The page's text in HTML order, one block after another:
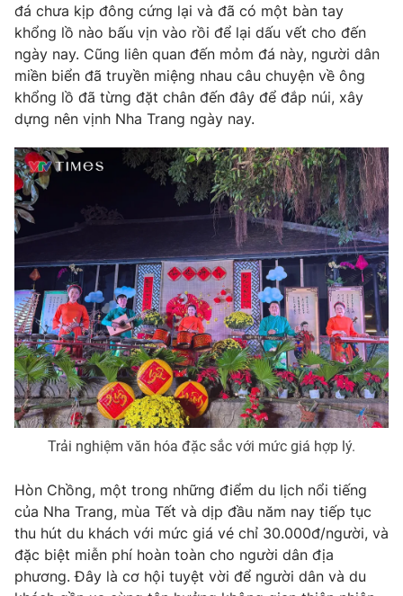
Cơ quan chủ quản:Đài Truyền hình Việt Nam
Cơ quan báo chí:Thời báo VTV
Giấy phép hoạt động báo in và báo điện tử số 483/GP-BTTTT
cấp ngày 29/12/2023
Tổng Biên tập:
Vũ Thanh Thủy
Nguyễn Trọng Ninh
Tổng đài VTV:
024.38 355 931 - 024.38 355 932
Ðiện thoại Thời báo VTV:
024.66 897 897
Email:
toasoan@vtv.vn
024-7300.7108
® Cấm sao chép dưới mọi hình thức nếu không có sự chấp
thuận bằng văn bản. Ghi rõ nguồn VTV.vn khi phát hành lại
thông tin từ website này.
đá chưa kịp đông cứng lại và đã có một bàn tay
khổng lồ nào bấu vịn vào rồi để lại dấu vết cho đến
ngày nay. Cũng liên quan đến mỏm đá này, người dân
miền biển đã truyền miệng nhau câu chuyện về ông
khổng lồ đã từng đặt chân đến đây để đắp núi, xây
dựng nên vịnh Nha Trang ngày nay.
Trải nghiệm văn hóa đặc sắc với mức giá hợp lý.
Hòn Chồng, một trong những điểm du lịch nổi tiếng
của Nha Trang, mùa Tết và dịp đầu năm nay tiếp tục
thu hút du khách với mức giá vé chỉ 30.000đ/người, và
đặc biệt miễn phí hoàn toàn cho người dân địa
phương. Đây là cơ hội tuyệt vời để người dân và du